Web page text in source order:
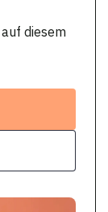
diesem